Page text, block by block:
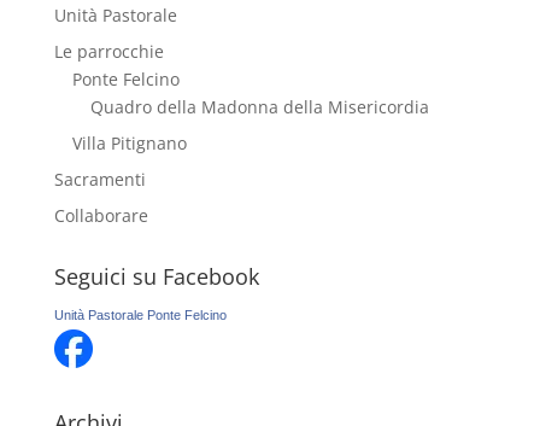
Unità Pastorale
Le parrocchie
Ponte Felcino
Quadro della Madonna della Misericordia
Villa Pitignano
Sacramenti
Collaborare
Seguici su Facebook
Unità Pastorale Ponte Felcino